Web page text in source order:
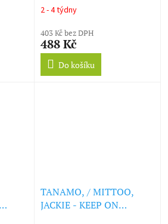
COLORED) (LP)
2 - 4 týdny
403 Kč bez DPH
488 Kč
Do košíku
TANAMO, / MITTOO,
JACKIE - KEEP ON